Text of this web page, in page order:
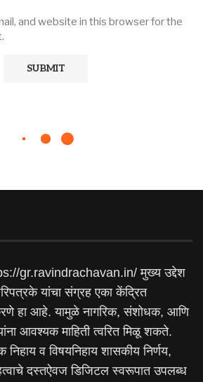
and website in this browser for the
gr.ravindrachavan.in/ मुख्य उद्देश
यांचा संग्रह एका केंद्रित
हा आहे. यामुळे नागरिक, संशोधक, आणि
आवश्यक माहिती त्वरित मिळू शकते.
व विषयनिहाय शासकीय निर्णय,
दस्तऐवज डिजिटल स्वरूपात उपलब्ध